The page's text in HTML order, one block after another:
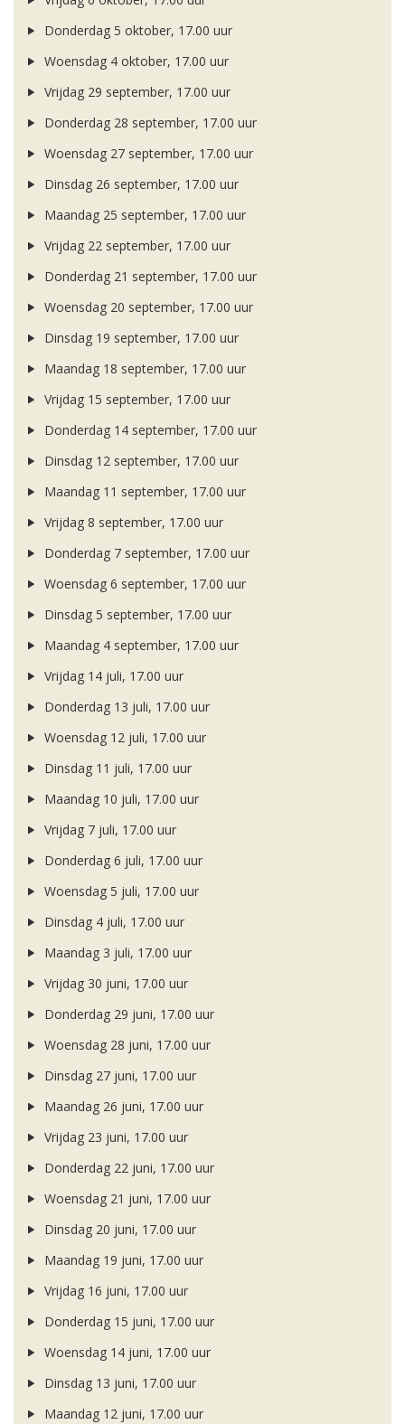
Donderdag 5 oktober, 17.00 uur
Woensdag 4 oktober, 17.00 uur
Vrijdag 29 september, 17.00 uur
Donderdag 28 september, 17.00 uur
Woensdag 27 september, 17.00 uur
Dinsdag 26 september, 17.00 uur
Maandag 25 september, 17.00 uur
Vrijdag 22 september, 17.00 uur
Donderdag 21 september, 17.00 uur
Woensdag 20 september, 17.00 uur
Dinsdag 19 september, 17.00 uur
Maandag 18 september, 17.00 uur
Vrijdag 15 september, 17.00 uur
Donderdag 14 september, 17.00 uur
Dinsdag 12 september, 17.00 uur
Maandag 11 september, 17.00 uur
Vrijdag 8 september, 17.00 uur
Donderdag 7 september, 17.00 uur
Woensdag 6 september, 17.00 uur
Dinsdag 5 september, 17.00 uur
Maandag 4 september, 17.00 uur
Vrijdag 14 juli, 17.00 uur
Donderdag 13 juli, 17.00 uur
Woensdag 12 juli, 17.00 uur
Dinsdag 11 juli, 17.00 uur
Maandag 10 juli, 17.00 uur
Vrijdag 7 juli, 17.00 uur
Donderdag 6 juli, 17.00 uur
Woensdag 5 juli, 17.00 uur
Dinsdag 4 juli, 17.00 uur
Maandag 3 juli, 17.00 uur
Vrijdag 30 juni, 17.00 uur
Donderdag 29 juni, 17.00 uur
Woensdag 28 juni, 17.00 uur
Dinsdag 27 juni, 17.00 uur
Maandag 26 juni, 17.00 uur
Vrijdag 23 juni, 17.00 uur
Donderdag 22 juni, 17.00 uur
Woensdag 21 juni, 17.00 uur
Dinsdag 20 juni, 17.00 uur
Maandag 19 juni, 17.00 uur
Vrijdag 16 juni, 17.00 uur
Donderdag 15 juni, 17.00 uur
Woensdag 14 juni, 17.00 uur
Dinsdag 13 juni, 17.00 uur
Maandag 12 juni, 17.00 uur